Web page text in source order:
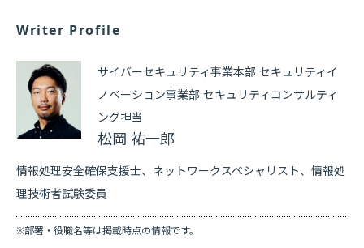
Writer Profile
サイバーセキュリティ事業本部 セキュリティイ
ノベーション事業部 セキュリティコンサルティ
ング担当
松岡 祐一郎
情報処理安全確保支援士、ネットワークスペシャリスト、情報処
理技術者試験委員
※部署・役職名等は掲載時点の情報です。